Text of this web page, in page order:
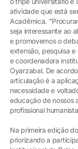
atividade que está
Acadêmica.
seja interessante ao
e promovemos o
extensão, pesquisa e
e coordenadora
Oyarzabal. De
articulação é a
necessidade e
educação de nossos
profissional
Na primeira edição
priorizando a